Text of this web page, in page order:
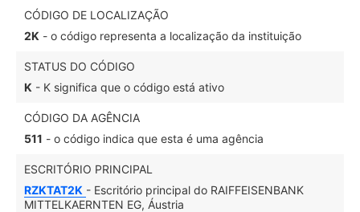
CÓDIGO DE LOCALIZAÇÃO
2K - o código representa a localização da instituição
STATUS DO CÓDIGO
K - K significa que o código está ativo
CÓDIGO DA AGÊNCIA
511 - o código indica que esta é uma agência
ESCRITÓRIO PRINCIPAL
RZKTAT2K - Escritório principal do RAIFFEISENBANK
MITTELKAERNTEN EG, Áustria